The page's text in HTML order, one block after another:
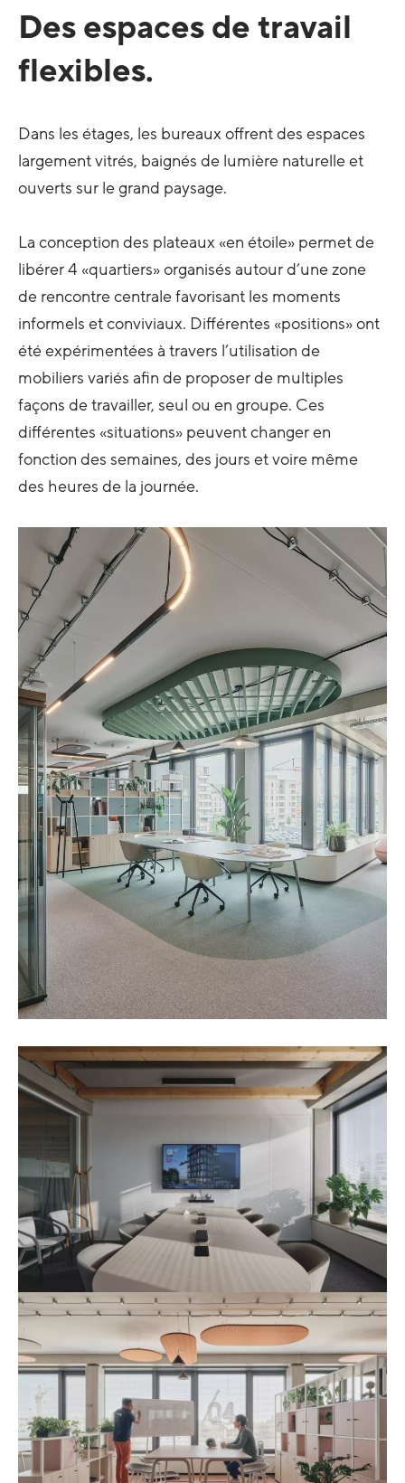
Des espaces de travail
flexibles.
Dans les étages, les bureaux offrent des espaces
largement vitrés, baignés de lumière naturelle et
ouverts sur le grand paysage.
La conception des plateaux «en étoile» permet de
libérer 4 «quartiers» organisés autour d’une zone
de rencontre centrale favorisant les moments
informels et conviviaux. Différentes «positions» ont
été expérimentées à travers l’utilisation de
mobiliers variés afin de proposer de multiples
façons de travailler, seul ou en groupe. Ces
différentes «situations» peuvent changer en
fonction des semaines, des jours et voire même
des heures de la journée.